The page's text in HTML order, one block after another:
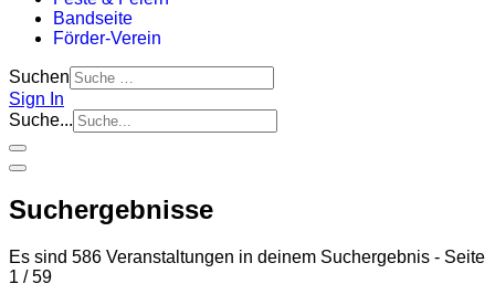
Bandseite
Förder-Verein
Suchen
Sign In
Suche...
Suchergebnisse
Es sind 586 Veranstaltungen in deinem Suchergebnis - Seite
1 / 59